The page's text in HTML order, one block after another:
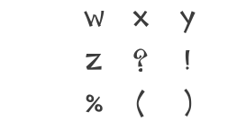
w
x
y
z
?
!
%
(
)